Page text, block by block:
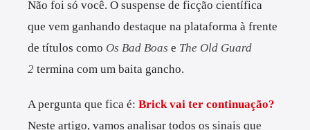
Não foi só você. O suspense de ficção científica
que vem ganhando destaque na plataforma à frente
de títulos como Os Bad Boas e The Old Guard
2 termina com um baita gancho.
A pergunta que fica é: Brick vai ter continuação?
Neste artigo, vamos analisar todos os sinais que